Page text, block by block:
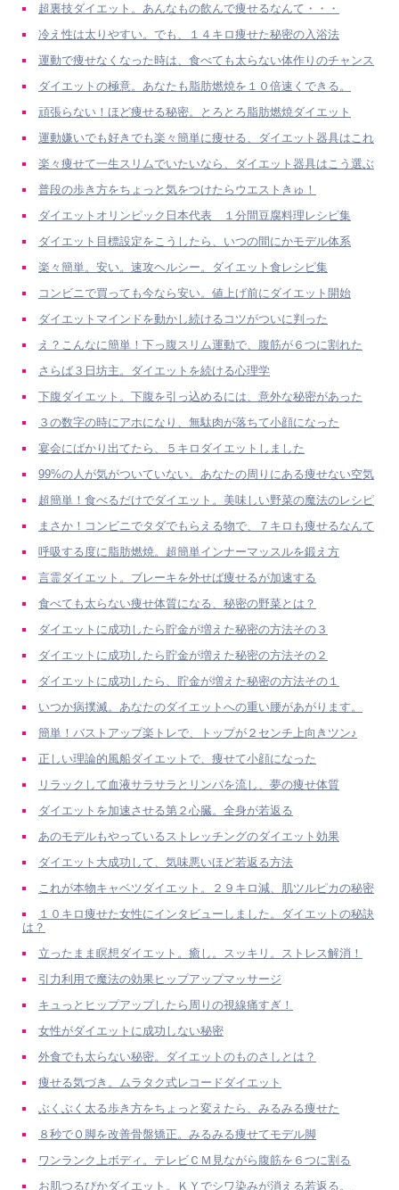
超裏技ダイエット。あんなもの飲んで痩せるなんて・・・
冷え性は太りやすい。でも、１４キロ痩せた秘密の入浴法
運動で痩せなくなった時は、食べても太らない体作りのチャンス
ダイエットの極意。あなたも脂肪燃焼を１０倍速くできる。
頑張らない！ほど痩せる秘密。とろとろ脂肪燃焼ダイエット
運動嫌いでも好きでも楽々簡単に痩せる、ダイエット器具はこれ
楽々痩せて一生スリムでいたいなら、ダイエット器具はこう選ぶ
普段の歩き方をちょっと気をつけたらウエストきゅ！
ダイエットオリンピック日本代表 １分間豆腐料理レシピ集
ダイエット目標設定をこうしたら、いつの間にかモデル体系
楽々簡単。安い。速攻ヘルシー。ダイエット食レシピ集
コンビニで買っても今なら安い。値上げ前にダイエット開始
ダイエットマインドを動かし続けるコツがついに判った
え？こんなに簡単！下っ腹スリム運動で、腹筋が６つに割れた
さらば３日坊主。ダイエットを続ける心理学
下腹ダイエット。下腹を引っ込めるには、意外な秘密があった
３の数字の時にアホになり、無駄肉が落ちて小顔になった
宴会にばかり出てたら、５キロダイエットしました
99%の人が気がついていない。あなたの周りにある痩せない空気
超簡単！食べるだけでダイエット。美味しい野菜の魔法のレシピ
まさか！コンビニでタダでもらえる物で、７キロも痩せるなんて
呼吸する度に脂肪燃焼。超簡単インナーマッスルを鍛え方
言霊ダイエット。ブレーキを外せば痩せるが加速する
食べても太らない痩せ体質になる、秘密の野菜とは？
ダイエットに成功したら貯金が増えた秘密の方法その３
ダイエットに成功したら貯金が増えた秘密の方法その２
ダイエットに成功したら、貯金が増えた秘密の方法その１
いつか病撲滅。あなたのダイエットへの重い腰があがります。
簡単！バストアップ楽トレで、トップが２センチ上向きツン♪
正しい理論的風船ダイエットで、痩せて小顔になった
リラックして血液サラサラとリンパを流し、夢の痩せ体質
ダイエットを加速させる第２心臓。全身が若返る
あのモデルもやっているストレッチングのダイエット効果
ダイエット大成功して、気味悪いほど若返る方法
これが本物キャベツダイエット。２９キロ減、肌ツルピカの秘密
１０キロ痩せた女性にインタビューしました。ダイエットの秘訣
は？
立ったまま瞑想ダイエット。癒し。スッキリ。ストレス解消！
引力利用で魔法の効果ヒップアップマッサージ
キュっとヒップアップしたら周りの視線痛すぎ！
女性がダイエットに成功しない秘密
外食でも太らない秘密。ダイエットのものさしとは？
痩せる気づき。ムラタク式レコードダイエット
ぶくぶく太る歩き方をちょっと変えたら、みるみる痩せた
８秒でＯ脚を改善骨盤矯正。みるみる痩せてモデル脚
ワンランク上ボディ。テレビＣＭ見ながら腹筋を６つに割る
お肌つるぴかダイエット。ＫＹでシワ染みが消える若返る。